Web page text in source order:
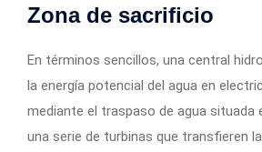
Zona de sacrificio
En términos sencillos, una central
la energía potencial del agua en
mediante el traspaso de agua situada
una serie de turbinas que transfieren